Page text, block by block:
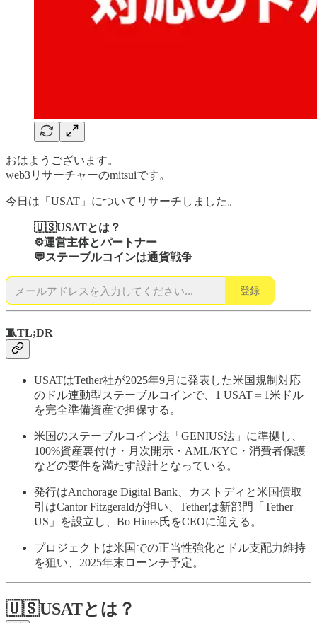
おはようございます。
web3リサーチャーのmitsuiです。
今日は「USAT」についてリサーチしました。
🇺🇸USATとは？
⚙️運営主体とパートナー
💬ステーブルコインは通貨戦争
登録
🧵TL;DR
USATはTether社が2025年9月に発表した米国規制対応
のドル連動型ステーブルコインで、1 USAT＝1米ドル
を完全準備資産で担保する。
米国のステーブルコイン法「GENIUS法」に準拠し、
100%資産裏付け・月次開示・AML/KYC・消費者保護
などの要件を満たす設計となっている。
発行はAnchorage Digital Bank、カストディと米国債取
引はCantor Fitzgeraldが担い、Tetherは新部門「Tether
US」を設立し、Bo Hines氏をCEOに迎える。
プロジェクトは米国での正当性強化とドル支配力維持
を狙い、2025年末ローンチ予定。
🇺🇸USATとは？